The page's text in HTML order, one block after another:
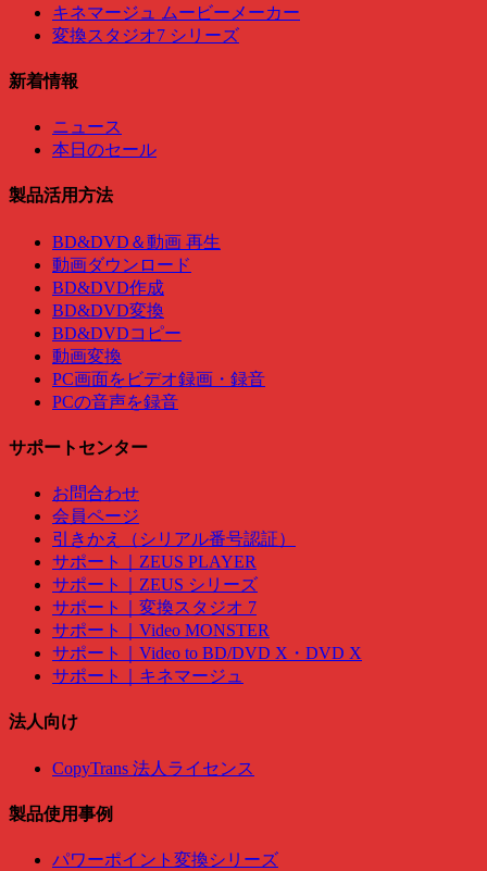
キネマージュ ムービーメーカー
変換スタジオ7 シリーズ
新着情報
ニュース
本日のセール
製品活用方法
BD&DVD＆動画 再生
動画ダウンロード
BD&DVD作成
BD&DVD変換
BD&DVDコピー
動画変換
PC画面をビデオ録画・録音
PCの音声を録音
サポートセンター
お問合わせ
会員ページ
引きかえ（シリアル番号認証）
サポート｜ZEUS PLAYER
サポート｜ZEUS シリーズ
サポート｜変換スタジオ 7
サポート｜Video MONSTER
サポート｜Video to BD/DVD X・DVD X
サポート｜キネマージュ
法人向け
CopyTrans 法人ライセンス
製品使用事例
パワーポイント変換シリーズ